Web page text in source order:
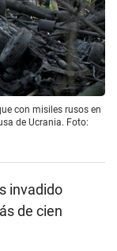
con misiles rusos en
de Ucrania. Foto:
invadido
de cien